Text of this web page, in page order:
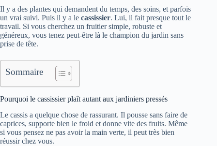
Il y a des plantes qui demandent du temps, des soins, et parfois
un vrai suivi. Puis il y a le cassissier. Lui, il fait presque tout le
travail. Si vous cherchez un fruitier simple, robuste et
généreux, vous tenez peut-être là le champion du jardin sans
prise de tête.
Sommaire
Pourquoi le cassissier plaît autant aux jardiniers pressés
Le cassis a quelque chose de rassurant. Il pousse sans faire de
caprices, supporte bien le froid et donne vite des fruits. Même
si vous pensez ne pas avoir la main verte, il peut très bien
réussir chez vous.